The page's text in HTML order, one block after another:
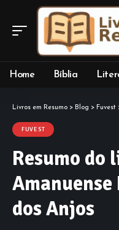
Home Bíblia
Livros em Resumo > Blog > Fuvest
FUVEST
Resumo do
dos Anjos